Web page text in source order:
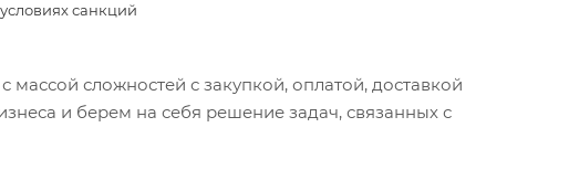
санкций
сложностей с закупкой, оплатой, доставкой
и берем на себя решение задач, связанных с